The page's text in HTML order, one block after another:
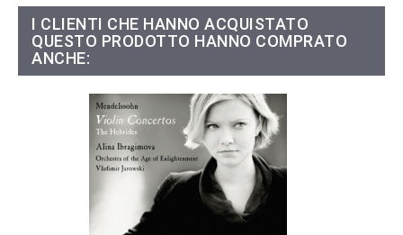
I CLIENTI CHE HANNO ACQUISTATO
QUESTO PRODOTTO HANNO COMPRATO
ANCHE: